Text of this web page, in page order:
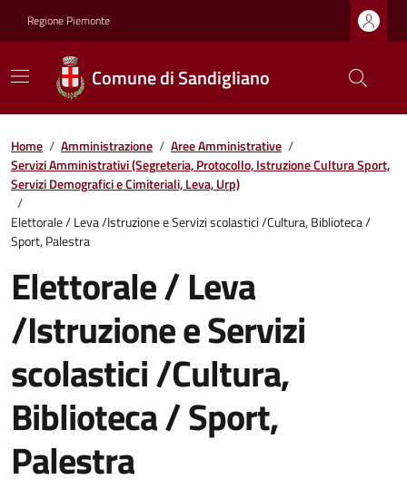
Regione Piemonte
Comune di Sandigliano
Home / Amministrazione / Aree Amministrative /
Servizi Amministrativi (Segreteria, Protocollo, Istruzione Cultura Sport,
Servizi Demografici e Cimiteriali, Leva, Urp)
/
Elettorale / Leva /Istruzione e Servizi scolastici /Cultura, Biblioteca /
Sport, Palestra
Elettorale / Leva
/Istruzione e Servizi
scolastici /Cultura,
Biblioteca / Sport,
Palestra